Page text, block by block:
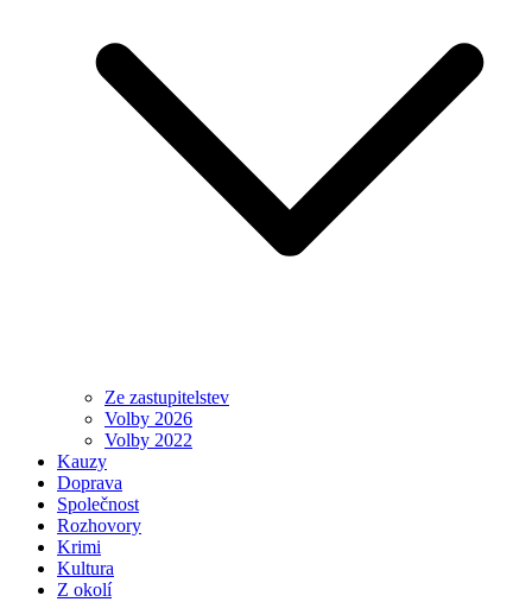
Ze zastupitelstev
Volby 2026
Volby 2022
Kauzy
Doprava
Společnost
Rozhovory
Krimi
Kultura
Z okolí